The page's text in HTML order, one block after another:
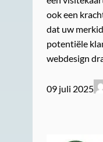
ook een
dat uw
potentiële
webdesign
09 juli 2025